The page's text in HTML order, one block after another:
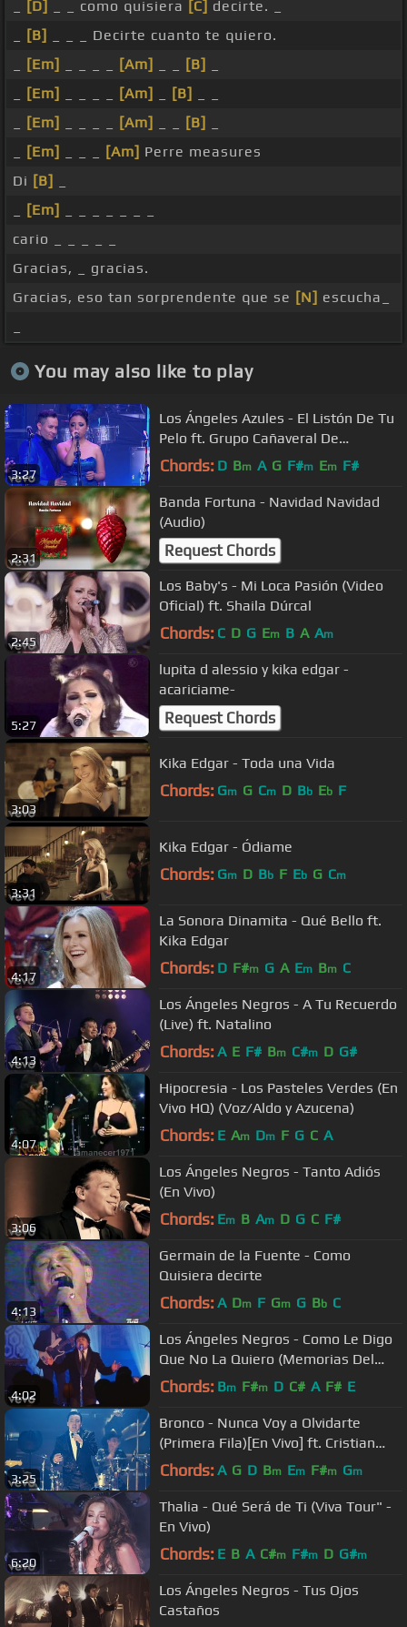
[D] _ _ como quisiera [C] decirte. _
[B]
_ _ _ Decirte cuanto te quiero.
[Em] [Am] [B]
[Em] [Am] [B]
[Em] [Am] [B]
[Em] [Am] Perre measures
Di [B]
[Em]
cario _ _ _ _ _
Gracias, _ gracias.
Gracias, eso tan sorprendente que se [N] escucha_
You may also like to play
3:27
Los Ángeles Azules - El Listón De Tu
Pelo ft. Grupo Cañaveral De
Humberto Pabón (Live)
Chords: D Bm A G F#m Em F#
2:31
Banda Fortuna - Navidad Navidad
(Audio)
Request Chords
2:45
Los Baby's - Mi Loca Pasión (Video
Oficial) ft. Shaila Dúrcal
Chords: C D G Em B A Am
5:27
lupita d alessio y kika edgar -
acariciame-
Request Chords
3:03
Kika Edgar - Toda una Vida
Chords: Gm G Cm D Bb Eb F
3:31
Kika Edgar - Ódiame
Chords: Gm D Bb F Eb G Cm
4:17
La Sonora Dinamita - Qué Bello ft.
Kika Edgar
Chords: D F#m G A Em Bm C
4:13
Los Ángeles Negros - A Tu Recuerdo
(Live) ft. Natalino
Chords: A E F# Bm C#m D G#
4:07
Hipocresia - Los Pasteles Verdes (En
Vivo HQ) (Voz/Aldo y Azucena)
Chords: E Am Dm F G C A
3:06
Los Ángeles Negros - Tanto Adiós
(En Vivo)
Chords: Em B Am D G C F#
4:13
Germain de la Fuente - Como
Quisiera decirte
Chords: A Dm F Gm G Bb C
4:02
Los Ángeles Negros - Como Le Digo
Que No La Quiero (Memorias Del
Alma)
Chords: Bm F#m D C# A F# E
3:25
Bronco - Nunca Voy a Olvidarte
(Primera Fila)[En Vivo] ft. Cristian
Castro
Chords: A G D Bm Em F#m Gm
6:20
Thalia - Qué Será de Ti (Viva Tour" -
En Vivo)
Chords: E B A C#m F#m D G#m
Los Ángeles Negros - Tus Ojos
Castaños